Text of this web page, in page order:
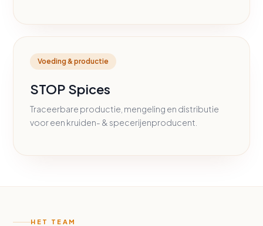
Voeding & productie
STOP Spices
Traceerbare productie, mengeling en distributie
voor een kruiden- & specerijenproducent.
HET TEAM